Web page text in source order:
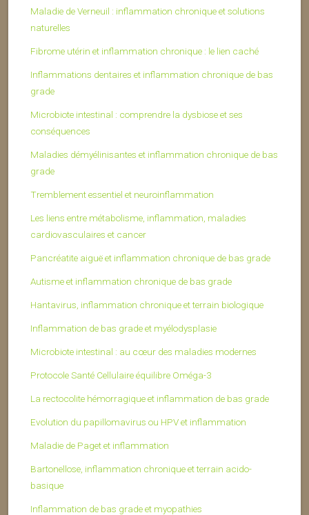
Maladie de Verneuil : inflammation chronique et solutions
naturelles
Fibrome utérin et inflammation chronique : le lien caché
Inflammations dentaires et inflammation chronique de bas
grade
Microbiote intestinal : comprendre la dysbiose et ses
conséquences
Maladies démyélinisantes et inflammation chronique de bas
grade
Tremblement essentiel et neuroinflammation
Les liens entre métabolisme, inflammation, maladies
cardiovasculaires et cancer
Pancréatite aiguë et inflammation chronique de bas grade
Autisme et inflammation chronique de bas grade
Hantavirus, inflammation chronique et terrain biologique
Inflammation de bas grade et myélodysplasie
Microbiote intestinal : au cœur des maladies modernes
Protocole Santé Cellulaire équilibre Oméga-3
La rectocolite hémorragique et inflammation de bas grade
Evolution du papillomavirus ou HPV et inflammation
Maladie de Paget et inflammation
Bartonellose, inflammation chronique et terrain acido-
basique
Inflammation de bas grade et myopathies